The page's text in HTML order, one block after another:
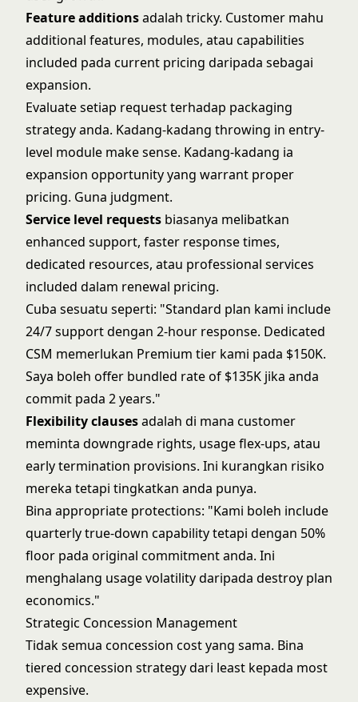
Feature additionsadalah tricky. Customer mahu
additional features, modules, atau capabilities
included pada current pricing daripada sebagai
expansion.
Evaluate setiap request terhadap packaging
strategy anda. Kadang-kadang throwing in entry-
level module make sense. Kadang-kadang ia
expansion opportunity yang warrant proper
pricing. Guna judgment.
Service level requests biasanya melibatkan
enhanced support, faster response times,
dedicated resources, atau professional services
included dalam renewal pricing.
Cuba sesuatu seperti: "Standard plan kami include
24/7 support dengan 2-hour response. Dedicated
CSM memerlukan Premium tier kami pada $150K.
Saya boleh offer bundled rate of $135K jika anda
commit pada 2 years."
Flexibility clausesadalah di mana customer
meminta downgrade rights, usage flex-ups, atau
early termination provisions. Ini kurangkan risiko
mereka tetapi tingkatkan anda punya.
Bina appropriate protections: "Kami boleh include
quarterly true-down capability tetapi dengan 50%
floor pada original commitment anda. Ini
menghalang usage volatility daripada destroy plan
economics."
Strategic Concession Management
Tidak semua concession cost yang sama. Bina
tiered concession strategy dari least kepada most
expensive.